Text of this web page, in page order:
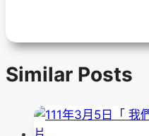
Similar Posts